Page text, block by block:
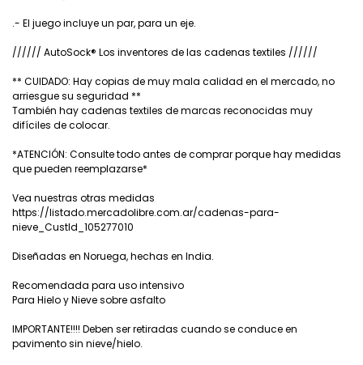
.- El juego incluye un par, para un eje.
////// AutoSock® Los inventores de las cadenas textiles //////
** CUIDADO: Hay copias de muy mala calidad en el mercado, no
arriesgue su seguridad **
También hay cadenas textiles de marcas reconocidas muy
difíciles de colocar.
*ATENCIÓN: Consulte todo antes de comprar porque hay medidas
que pueden reemplazarse*
Vea nuestras otras medidas
https://listado.mercadolibre.com.ar/cadenas-para-
nieve_CustId_105277010
Diseñadas en Noruega, hechas en India.
Recomendada para uso intensivo
Para Hielo y Nieve sobre asfalto
IMPORTANTE!!!! Deben ser retiradas cuando se conduce en
pavimento sin nieve/hielo.